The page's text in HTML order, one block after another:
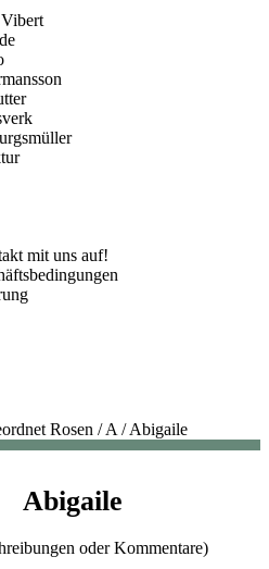
Vibert
mit uns auf!
Rosen /A /Abigaile
Abigaile
oder Kommentare)